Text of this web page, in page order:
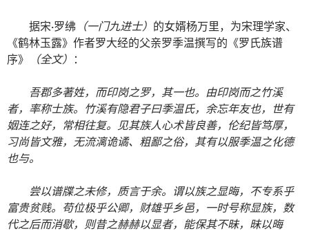
据宋·罗绋 （一门九进士） 的女婿杨万里，为宋理学家、
《鹤林玉露》作者罗大经的父亲罗季温撰写的《罗氏族谱
序》
（全文） ：
吾郡多著姓，而印岗之罗，其一也。由印岗而之竹溪
者，率称士族。竹溪有隐君子曰季温氏，余忘年友也，世有
姻连之好，常相往复。见其族人心术皆良善，伦纪皆笃厚，
习尚皆文雅，无流漓诡谲、粗鄙之俗，其有以服季温之化德
也与。
尝以谱牒之未修，质言于余。谓以族之显晦，不专系乎
富贵贫贱。苟位极乎公卿，财雄乎乡邑，一时号称显族，数
代之后而消歇，则昔之赫赫以显者，能保其不昧，昧以晦